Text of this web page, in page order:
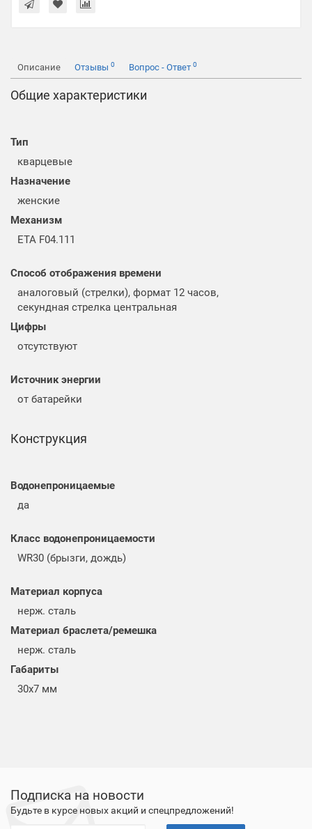
Описание Отзывы 0 Вопрос - Ответ 0
Общие характеристики
Тип
кварцевые
Назначение
женские
Механизм
ETA F04.111
Способ отображения времени
аналоговый (стрелки), формат 12 часов,
секундная стрелка центральная
Цифры
отсутствуют
Источник энергии
от батарейки
Конструкция
Водонепроницаемые
да
Класс водонепроницаемости
WR30 (брызги, дождь)
Материал корпуса
нерж. сталь
Материал браслета/ремешка
нерж. сталь
Габариты
30x7 мм
Подписка на новости
Будьте в курсе новых акций и спецпредложений!